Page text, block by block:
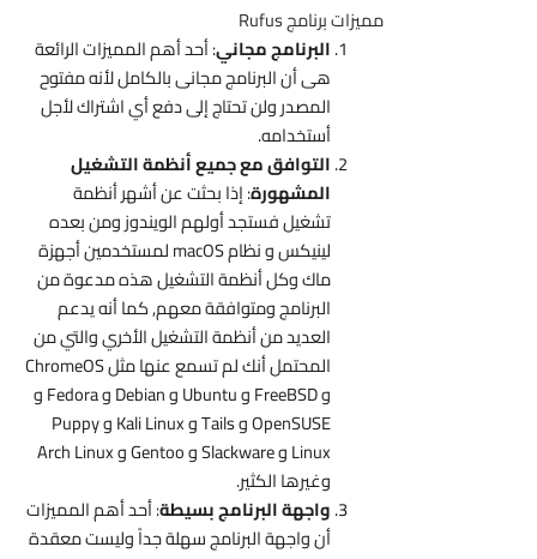
مميزات برنامج Rufus
البرنامج مجاني: أحد أهم المميزات الرائعة
هى أن البرنامج مجانى بالكامل لأنه مفتوح
المصدر ولن تحتاج إلى دفع أي اشتراك لأجل
أستخدامه.
التوافق مع جميع أنظمة التشغيل
المشهورة: إذا بحثت عن أشهر أنظمة
تشغيل فستجد أولهم الويندوز ومن بعده
لينيكس و نظام macOS لمستخدمين أجهزة
ماك وكل أنظمة التشغيل هذه مدعوة من
البرنامج ومتوافقة معهم, كما أنه يدعم
العديد من أنظمة التشغيل الأخري والتي من
المحتمل أنك لم تسمع عنها مثل ChromeOS
و FreeBSD و Ubuntu و Debian و Fedora و
OpenSUSE و Tails و Kali Linux و Puppy
Linux و Slackware و Gentoo و Arch Linux
وغيرها الكثير.
واجهة البرنامج بسيطة: أحد أهم المميزات
أن واجهة البرنامج سهلة جداً وليست معقدة